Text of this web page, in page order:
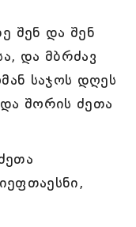
შენ და შენ
და მბრძავ
საჯოს დღეს
შორის ძეთა